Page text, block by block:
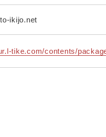
ikijo.net
tike.com/contents/